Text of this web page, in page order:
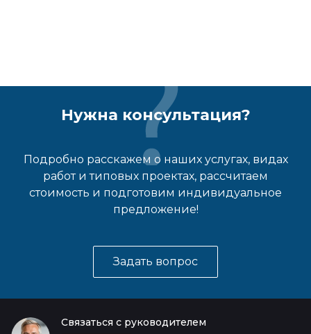
Нужна консультация?
Подробно расскажем о наших услугах, видах
работ и типовых проектах, рассчитаем
стоимость и подготовим индивидуальное
предложение!
Задать вопрос
Связаться с руководителем